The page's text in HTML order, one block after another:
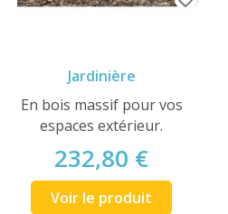
Jardinière
En bois massif pour vos
espaces extérieur.
232,80 €
Voir le produit